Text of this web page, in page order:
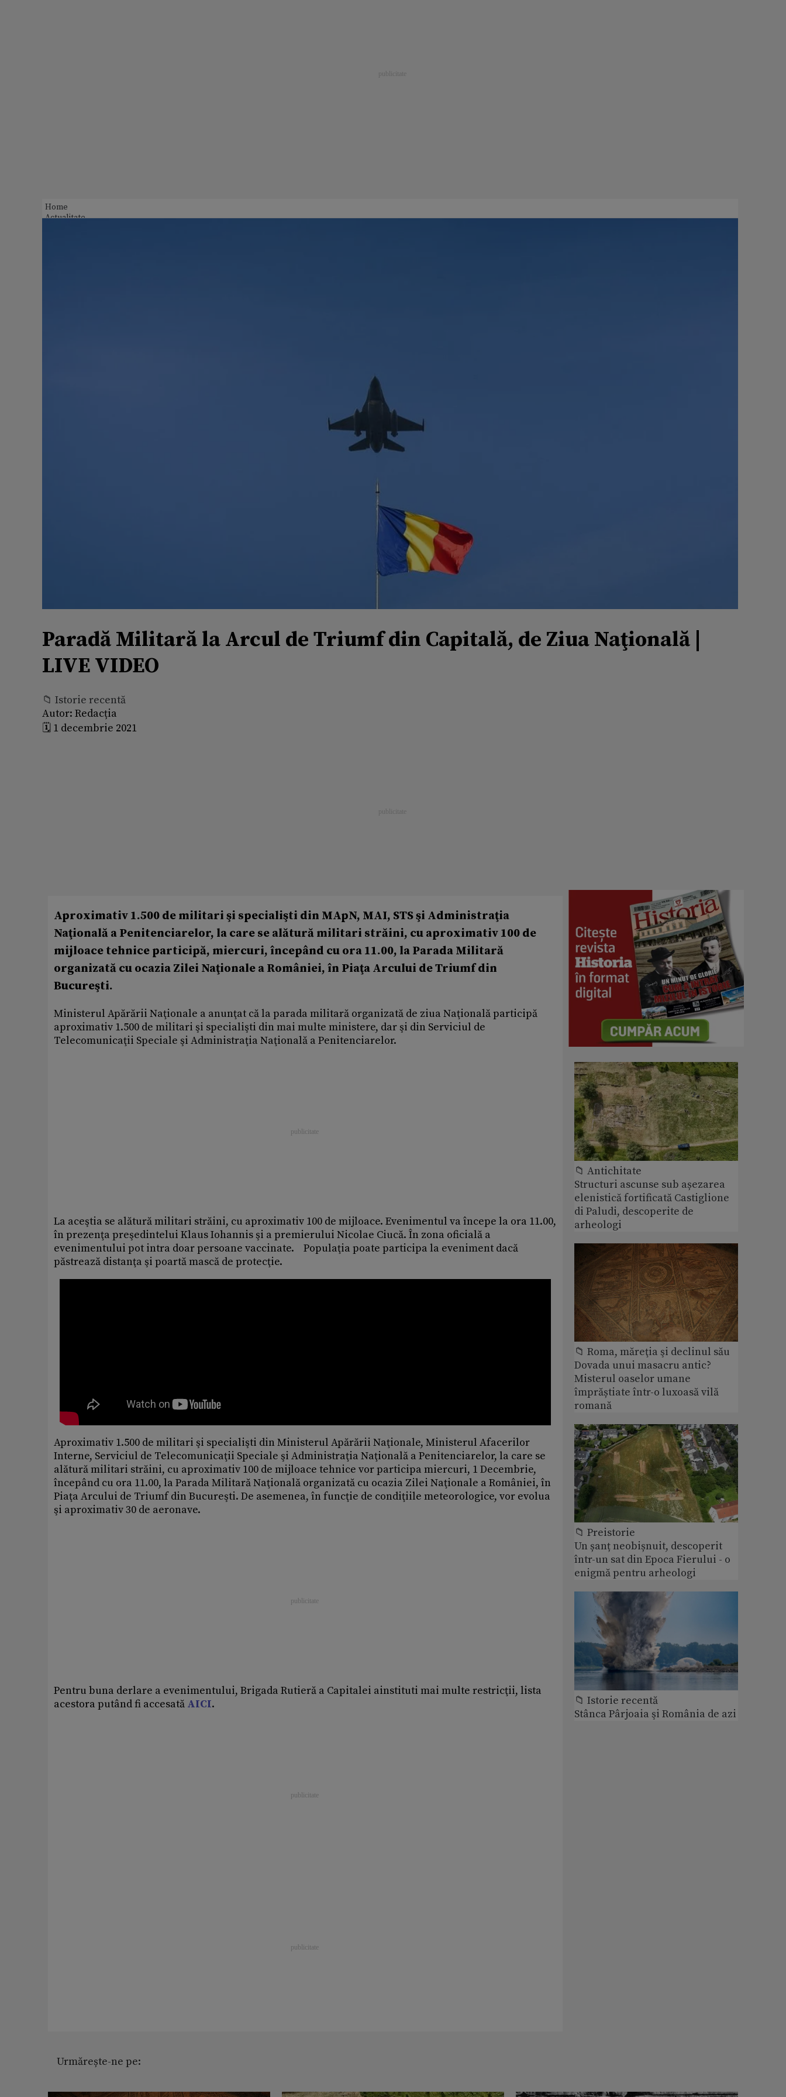
Home
Actualitate
Paradă Militară la Arcul de Triumf din Capitală, de Ziua Naţională |
LIVE VIDEO
📁 Istorie recentă
Autor: Redacția
🗓️ 1 decembrie 2021
Aproximativ 1.500 de militari şi specialişti din MApN, MAI, STS şi Administraţia
Naţională a Penitenciarelor, la care se alătură militari străini, cu aproximativ 100 de
mijloace tehnice participă, miercuri, începând cu ora 11.00, la Parada Militară
organizată cu ocazia Zilei Naţionale a României, în Piaţa Arcului de Triumf din
Bucureşti.
Ministerul Apărării Naţionale a anunţat că la parada militară organizată de ziua Naţională participă
aproximativ 1.500 de militari şi specialişti din mai multe ministere, dar şi din Serviciul de
Telecomunicaţii Speciale şi Administraţia Naţională a Penitenciarelor.
La aceştia se alătură militari străini, cu aproximativ 100 de mijloace. Evenimentul va începe la ora 11.00,
în prezenţa preşedintelui Klaus Iohannis şi a premierului Nicolae Ciucă. În zona oficială a
evenimentului pot intra doar persoane vaccinate. Populaţia poate participa la eveniment dacă
păstrează distanţa şi poartă mască de protecţie.
Aproximativ 1.500 de militari şi specialişti din Ministerul Apărării Naţionale, Ministerul Afacerilor
Interne, Serviciul de Telecomunicaţii Speciale şi Administraţia Naţională a Penitenciarelor, la care se
alătură militari străini, cu aproximativ 100 de mijloace tehnice vor participa miercuri, 1 Decembrie,
începând cu ora 11.00, la Parada Militară Naţională organizată cu ocazia Zilei Naţionale a României, în
Piaţa Arcului de Triumf din Bucureşti. De asemenea, în funcţie de condiţiile meteorologice, vor evolua
şi aproximativ 30 de aeronave.
Pentru buna derlare a evenimentului, Brigada Rutieră a Capitalei ainstituti mai multe restricţii, lista
acestora putând fi accesată AICI.
Urmărește-ne pe:
📁 Antichitate
Structuri ascunse sub așezarea
elenistică fortificată Castiglione
di Paludi, descoperite de
arheologi
📁 Roma, măreţia şi declinul său
Dovada unui masacru antic?
Misterul oaselor umane
împrăștiate într-o luxoasă vilă
romană
📁 Preistorie
Un șanț neobișnuit, descoperit
într-un sat din Epoca Fierului - o
enigmă pentru arheologi
📁 Istorie recentă
Stânca Pârjoaia şi România de azi